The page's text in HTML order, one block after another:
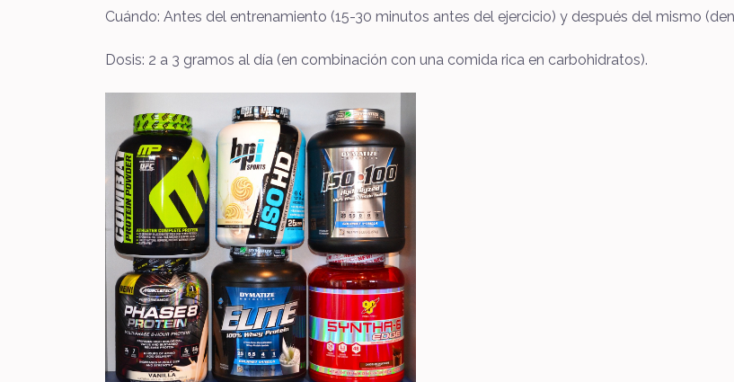
Cuándo: Antes del entrenamiento (15-30 minutos antes del ejercicio) y después del mismo
Dosis: 2 a 3 gramos al día (en combinación con una comida rica en carbohidratos).